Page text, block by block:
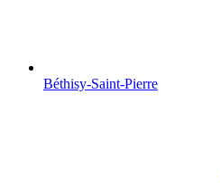
Béthisy-Saint-Pierre